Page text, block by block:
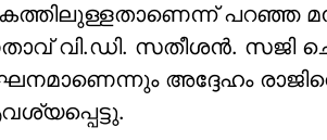
പറഞ്ഞ
വി.ഡി. സതീശന്‍. സജി
അദ്ദേഹം